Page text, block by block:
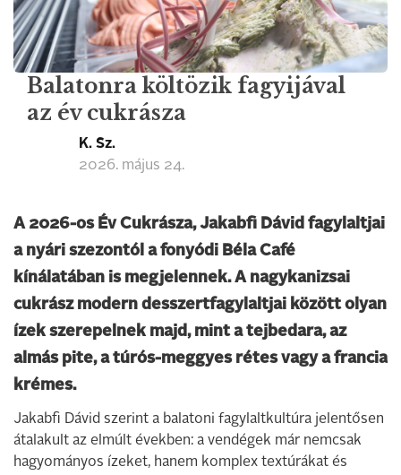
Balatonra költözik fagyijával
az év cukrásza
K. Sz.
2026. május 24.
A 2026-os Év Cukrásza, Jakabfi Dávid fagylaltjai
a nyári szezontól a fonyódi Béla Café
kínálatában is megjelennek. A nagykanizsai
cukrász modern desszertfagylaltjai között olyan
ízek szerepelnek majd, mint a tejbedara, az
almás pite, a túrós-meggyes rétes vagy a francia
krémes.
Jakabfi Dávid szerint a balatoni fagylaltkultúra jelentősen
átalakult az elmúlt években: a vendégek már nemcsak
hagyományos ízeket, hanem komplex textúrákat és